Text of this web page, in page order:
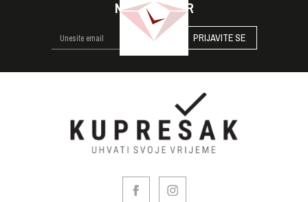
NEWSLETTER
PRIJAVITE SE